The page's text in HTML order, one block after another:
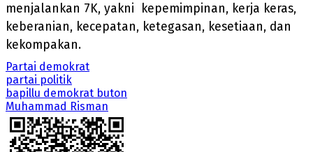
menjalankan 7K, yakni kepemimpinan, kerja keras,
keberanian, kecepatan, ketegasan, kesetiaan, dan
kekompakan.
Partai demokrat
partai politik
bapillu demokrat buton
Muhammad Risman